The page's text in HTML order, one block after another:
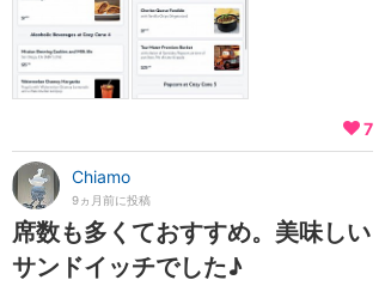
7
Chiamo
9ヵ月前に投稿
席数も多くておすすめ。美味しい
サンドイッチでした♪